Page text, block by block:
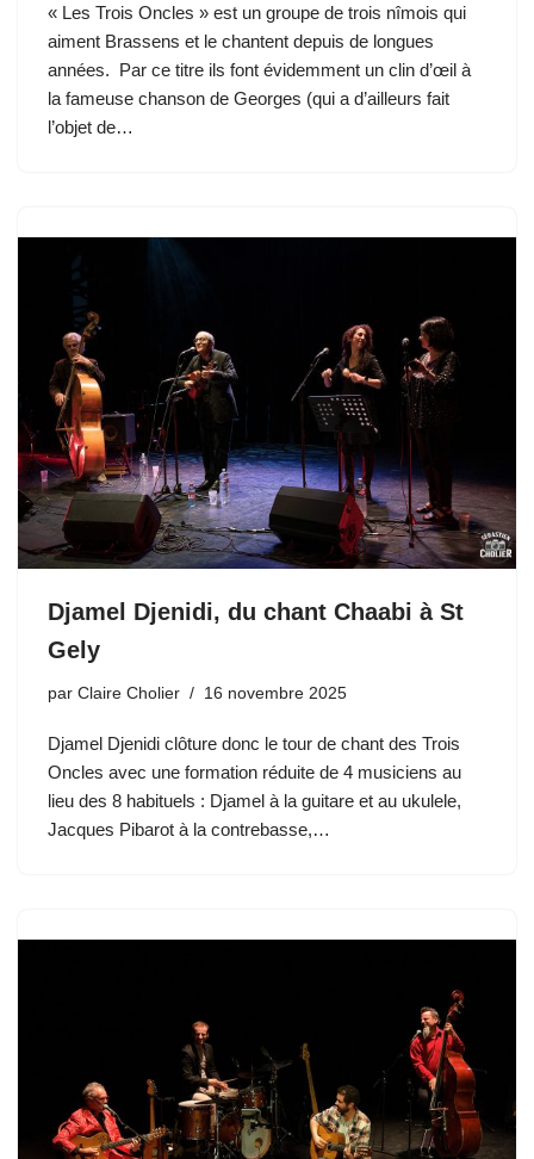
« Les Trois Oncles » est un groupe de trois nîmois qui
aiment Brassens et le chantent depuis de longues
années. Par ce titre ils font évidemment un clin d’œil à
la fameuse chanson de Georges (qui a d’ailleurs fait
l’objet de…
Djamel Djenidi, du chant Chaabi à St
Gely
par Claire Cholier 16 novembre 2025
Djamel Djenidi clôture donc le tour de chant des Trois
Oncles avec une formation réduite de 4 musiciens au
lieu des 8 habituels : Djamel à la guitare et au ukulele,
Jacques Pibarot à la contrebasse,…